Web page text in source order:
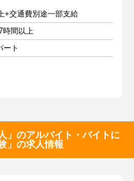
+交通費別途一部支給
時間以上
ート
」のアルバイト・バイトに
」の求人情報